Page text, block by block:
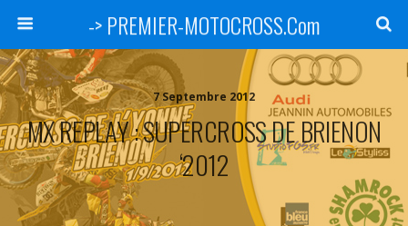
-> PREMIER-MOTOCROSS.Com
7 Septembre 2012
MX REPLAY : SUPERCROSS DE BRIENON
‘2012